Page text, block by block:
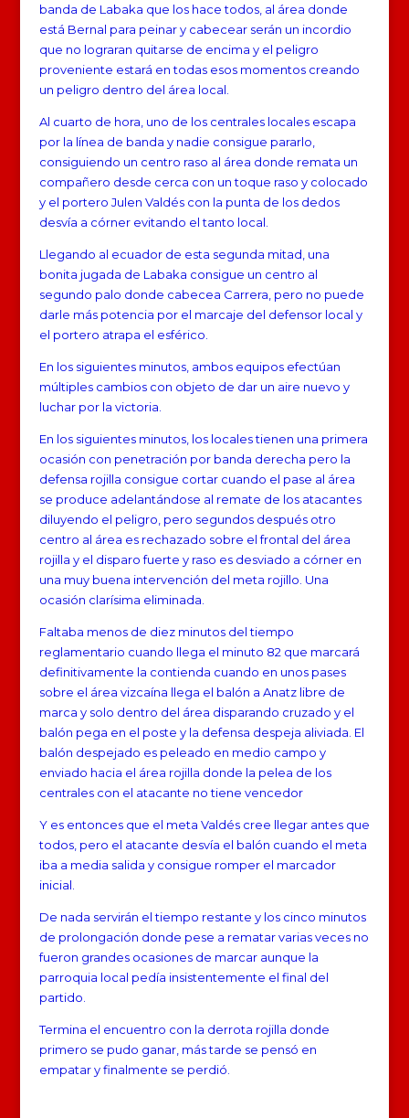
banda de Labaka que los hace todos, al área donde
está Bernal para peinar y cabecear serán un incordio
que no lograran quitarse de encima y el peligro
proveniente estará en todas esos momentos creando
un peligro dentro del área local.
Al cuarto de hora, uno de los centrales locales escapa
por la línea de banda y nadie consigue pararlo,
consiguiendo un centro raso al área donde remata un
compañero desde cerca con un toque raso y colocado
y el portero Julen Valdés con la punta de los dedos
desvía a córner evitando el tanto local.
Llegando al ecuador de esta segunda mitad, una
bonita jugada de Labaka consigue un centro al
segundo palo donde cabecea Carrera, pero no puede
darle más potencia por el marcaje del defensor local y
el portero atrapa el esférico.
En los siguientes minutos, ambos equipos efectúan
múltiples cambios con objeto de dar un aire nuevo y
luchar por la victoria.
En los siguientes minutos, los locales tienen una primera
ocasión con penetración por banda derecha pero la
defensa rojilla consigue cortar cuando el pase al área
se produce adelantándose al remate de los atacantes
diluyendo el peligro, pero segundos después otro
centro al área es rechazado sobre el frontal del área
rojilla y el disparo fuerte y raso es desviado a córner en
una muy buena intervención del meta rojillo. Una
ocasión clarísima eliminada.
Faltaba menos de diez minutos del tiempo
reglamentario cuando llega el minuto 82 que marcará
definitivamente la contienda cuando en unos pases
sobre el área vizcaína llega el balón a Anatz libre de
marca y solo dentro del área disparando cruzado y el
balón pega en el poste y la defensa despeja aliviada. El
balón despejado es peleado en medio campo y
enviado hacia el área rojilla donde la pelea de los
centrales con el atacante no tiene vencedor
Y es entonces que el meta Valdés cree llegar antes que
todos, pero el atacante desvía el balón cuando el meta
iba a media salida y consigue romper el marcador
inicial.
De nada servirán el tiempo restante y los cinco minutos
de prolongación donde pese a rematar varias veces no
fueron grandes ocasiones de marcar aunque la
parroquia local pedía insistentemente el final del
partido.
Termina el encuentro con la derrota rojilla donde
primero se pudo ganar, más tarde se pensó en
empatar y finalmente se perdió.